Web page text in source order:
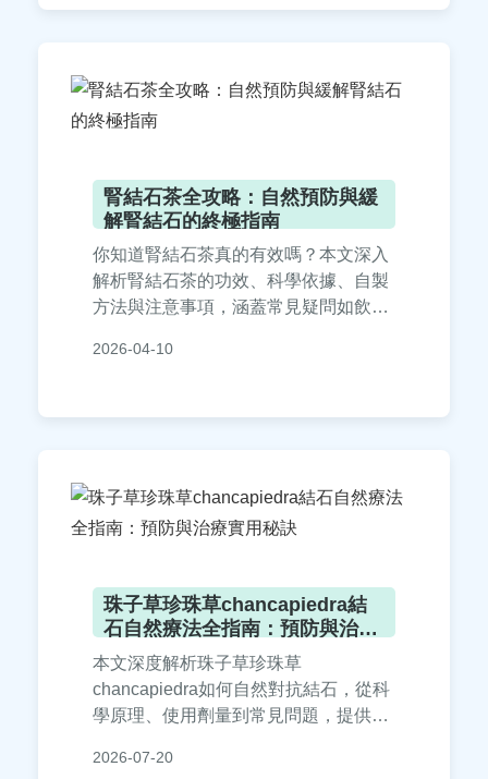
腎結石茶全攻略：自然預防與緩
解腎結石的終極指南
你知道腎結石茶真的有效嗎？本文深入
解析腎結石茶的功效、科學依據、自製
方法與注意事項，涵蓋常見疑問如飲用
石困擾。
2026-04-10
珠子草珍珠草chancapiedra結
石自然療法全指南：預防與治療
實用秘訣
本文深度解析珠子草珍珠草
chancapiedra如何自然對抗結石，從科
學原理、使用劑量到常見問題，提供實
項，幫助您安全預防和治療結石，適合
2026-07-20